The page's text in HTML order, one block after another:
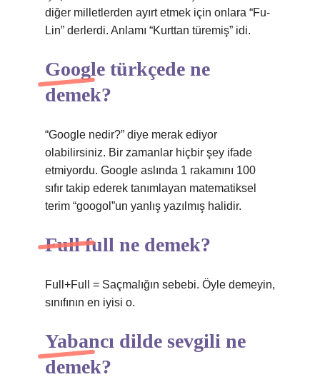
diğer milletlerden ayırt etmek için onlara “Fu-
Lin” derlerdi. Anlamı “Kurttan türemiş” idi.
Google türkçede ne
demek?
“Google nedir?” diye merak ediyor
olabilirsiniz. Bir zamanlar hiçbir şey ifade
etmiyordu. Google aslında 1 rakamını 100
sıfır takip ederek tanımlayan matematiksel
terim “googol”un yanlış yazılmış halidir.
Full full ne demek?
Full+Full = Saçmalığın sebebi. Öyle demeyin,
sınıfının en iyisi o.
Yabancı dilde sevgili ne
demek?